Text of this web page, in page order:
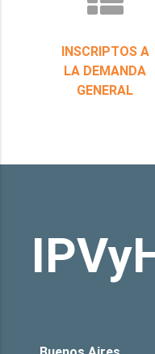
INSCRIPTOS A
LA DEMANDA
GENERAL